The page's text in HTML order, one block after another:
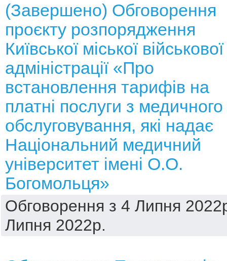
(Завершено) Обговорення
проєкту розпорядження
Київської міської військової
адміністрації «Про
встановлення тарифів на
платні послуги з медичного
обслуговування, які надає
Національний медичний
університет імені О.О.
Богомольця»
Обговорення з 4 Липня
Липня 2022р.